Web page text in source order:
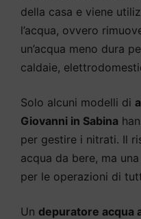
della casa e viene
l’acqua, ovvero
un’acqua meno dura
caldaie,
Solo alcuni modelli di
Giovanni in Sabina
per gestire i nitrati. Il
acqua da bere, ma
per le operazioni di
Un depuratore acqua